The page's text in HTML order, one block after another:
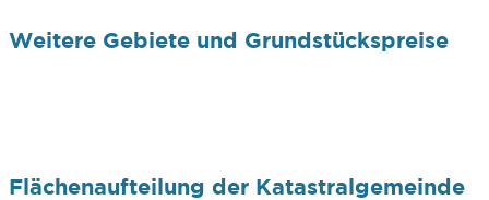
Weitere Gebiete und Grundstückspreise
Flächenaufteilung der Katastralgemeinde